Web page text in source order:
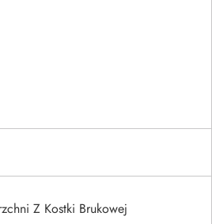
Z Kostki Brukowej